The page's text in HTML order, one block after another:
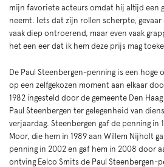
mijn favoriete acteurs omdat hij altijd een
neemt. Iets dat zijn rollen scherpte, gevaar
vaak diep ontroerend, maar even vaak
het een eer dat ik hem deze prijs mag
De Paul Steenbergen-penning is een hoge
op een zelfgekozen moment aan elkaar
1982 ingesteld door de gemeente Den
Paul Steenbergen ter gelegenheid van
verjaardag. Steenbergen gaf de penning in
Moor, die hem in 1989 aan Willem Nijholt
penning in 2002 en gaf hem in 2008 door
ontving Eelco Smits de Paul Steenbergen-